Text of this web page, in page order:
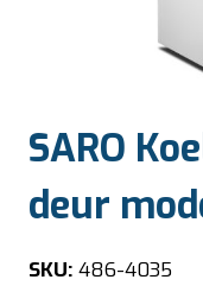
SARO
deur
SKU: 486-4035